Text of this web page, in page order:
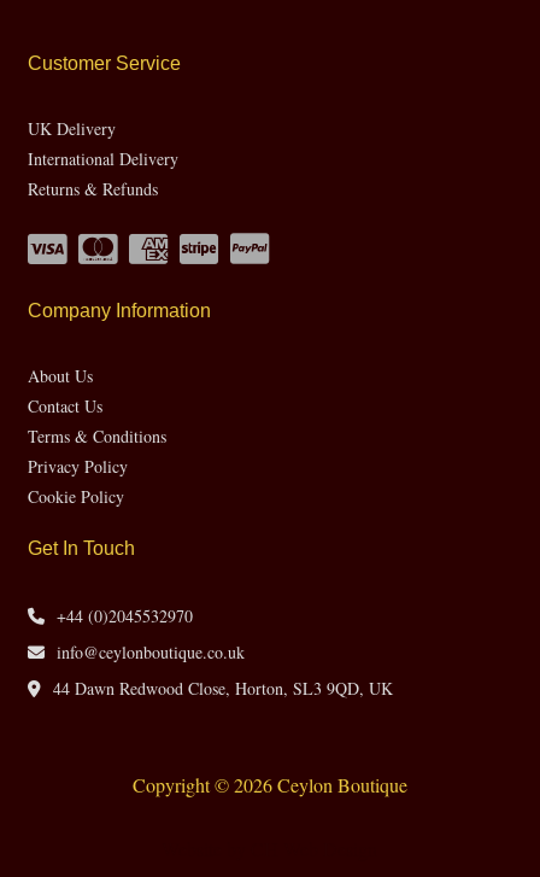
Customer Service
UK Delivery
International Delivery
Returns & Refunds
Company Information
About Us
Contact Us
Terms & Conditions
Privacy Policy
Cookie Policy
Get In Touch
+44 (0)2045532970
info@ceylonboutique.co.uk
44 Dawn Redwood Close, Horton, SL3 9QD, UK
Copyright © 2026 Ceylon Boutique